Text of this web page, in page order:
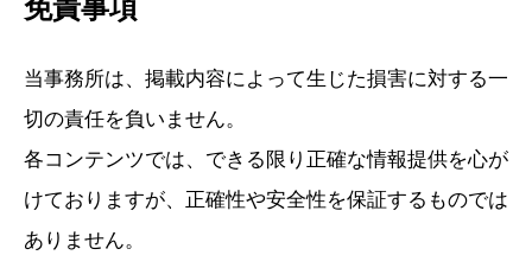
免責事項
当事務所は、掲載内容によって生じた損害に対する一
切の責任を負いません。
各コンテンツでは、できる限り正確な情報提供を心が
けておりますが、正確性や安全性を保証するものでは
ありません。